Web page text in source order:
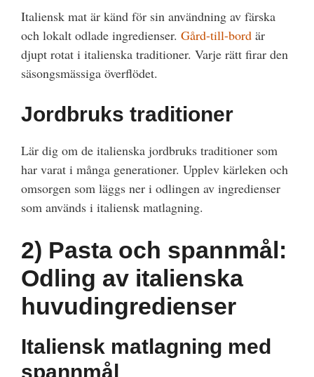
Italiensk mat är känd för sin användning av färska
och lokalt odlade ingredienser. Gård-till-bord är
djupt rotat i italienska traditioner. Varje rätt firar den
säsongsmässiga överflödet.
Jordbruks traditioner
Lär dig om de italienska jordbruks traditioner som
har varat i många generationer. Upplev kärleken och
omsorgen som läggs ner i odlingen av ingredienser
som används i italiensk matlagning.
2) Pasta och spannmål:
Odling av italienska
huvudingredienser
Italiensk matlagning med
spannmål